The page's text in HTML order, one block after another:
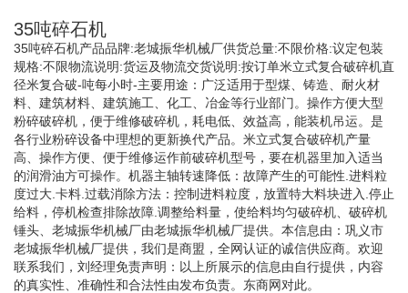
35吨碎石机
35吨碎石机产品品牌:老城振华机械厂供货总量:不限价格:议定包装
规格:不限物流说明:货运及物流交货说明:按订单米立式复合破碎机直
径米复合破-吨每小时-主要用途：广泛适用于型煤、铸造、耐火材
料、建筑材料、建筑施工、化工、冶金等行业部门。操作方便大型
粉碎破碎机，便于维修破碎机，耗电低、效益高，能装机吊运。是
各行业粉碎设备中理想的更新换代产品。米立式复合破碎机产量
高、操作方便、便于维修运作前破碎机型号，要在机器里加入适当
的润滑油方可操作。机器主轴转速降低：故障产生的可能性.进料粒
度过大.卡料.过载消除方法：控制进料粒度，放置特大料块进入.停止
给料，停机检查排除故障.调整给料量，使给料均匀破碎机、破碎机
锤头、老城振华机械厂由老城振华机械厂提供。本信息由：巩义市
老城振华机械厂提供，我们是商盟，全网认证的诚信供应商。欢迎
联系我们，刘经理免责声明：以上所展示的信息由自行提供，内容
的真实性、准确性和合法性由发布负责。东商网对此。